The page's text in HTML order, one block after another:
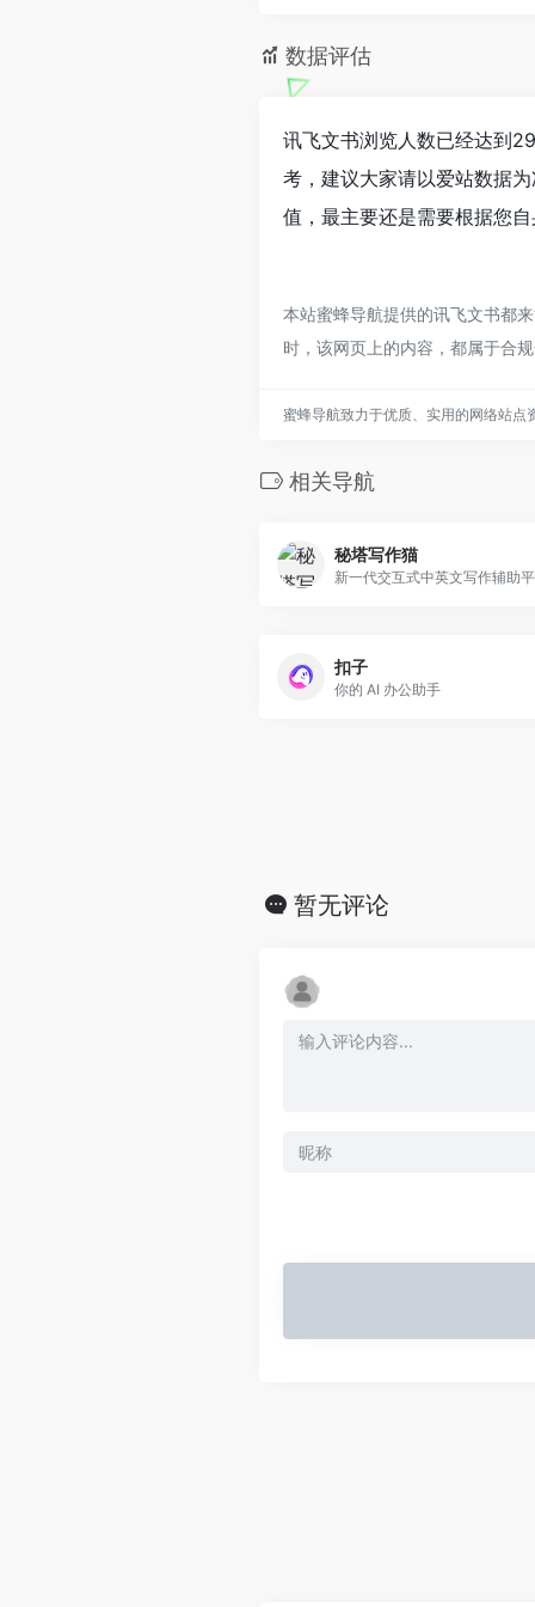
数据评估
讯飞文书浏览人数已经达到
考，建议大家请以爱站数据
值，最主要还是需要根据您
本站蜜蜂导航提供的讯飞文书都
时，该网页上的内容，都属于合
蜜蜂导航致力于优质、实用的网络站点
相关导航
秘塔写作猫
新一代交互式中英文写作辅助
扣子
你的 AI 办公助手
暂无评论